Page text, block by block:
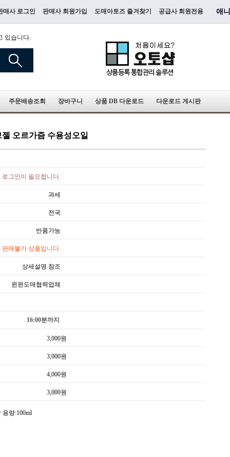
매사 로그인 판매사 회원가입 도매아토즈 즐겨찾기 공급사 회원전용 애
있습니다.
주문배송조회 장바구니 상품 DB 다운로드 다운로드 게시판
오르가즘 수용성오일
로그인이 필요합니다.
과세
전국
반품가능
판매불가 상품입니다.
상세설명 참조
윈윈도매협력업체
16:00분까지
3,000원
3,000원
4,000원
3,000원
용량:100ml